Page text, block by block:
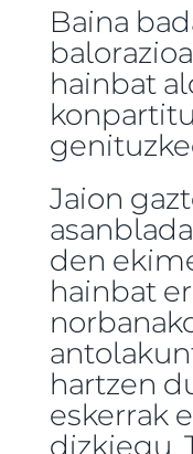
Baina
hainbat
Jaion
den
hainbat
hartzen
eskerrak
dizkiegu.